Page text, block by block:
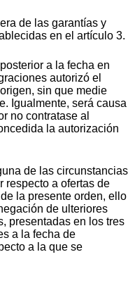
de las garantías y
en el artículo 3.
a la fecha en
autorizó el
sin que medie
Igualmente, será causa
no contratase al
la autorización
de las circunstancias
respecto a ofertas de
la presente orden, ello
de ulteriores
presentadas en los tres
a la fecha de
a la que se